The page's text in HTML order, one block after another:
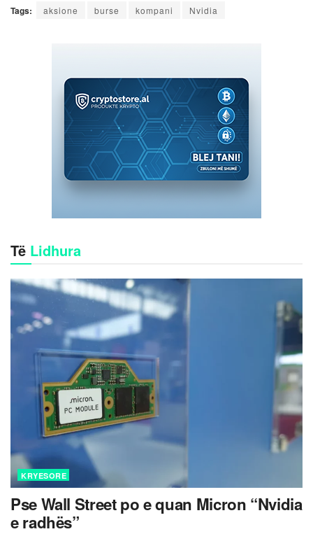
Tags: aksione burse kompani Nvidia
Të Lidhura
KRYESORE
Pse Wall Street po e quan Micron “Nvidia
e radhës”